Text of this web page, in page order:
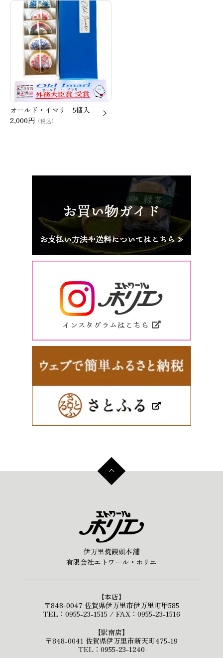
オールド・イマリ 5個入
2,000円 （税込）
伊万里焼饅頭本舗
有限会社エトワール・ホリエ
【本店】
〒848-0047 佐賀県伊万里市伊万里町甲585
TEL：0955-23-1515 / FAX：0955-23-1516
【駅南店】
〒848-0041 佐賀県伊万里市新天町475-19
TEL：0955-23-1240